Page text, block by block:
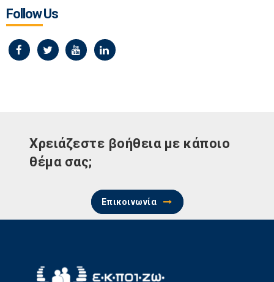
Follow Us
Χρειάζεστε βοήθεια με κάποιο
θέμα σας;
Επικοινωνία